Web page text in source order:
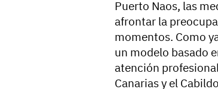
Puerto Naos, las
afrontar la
momentos. Como
un modelo basado
atención
Canarias y el